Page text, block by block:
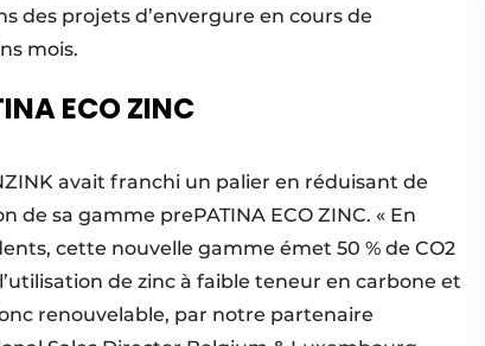
des projets d’envergure en cours de
mois.
ECO ZINC
avait franchi un palier en réduisant de
sa gamme prePATINA ECO ZINC. « En
cette nouvelle gamme émet 50 % de CO2
de zinc à faible teneur en carbone et
renouvelable, par notre partenaire